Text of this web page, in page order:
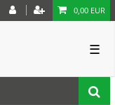
0,00 EUR
☰